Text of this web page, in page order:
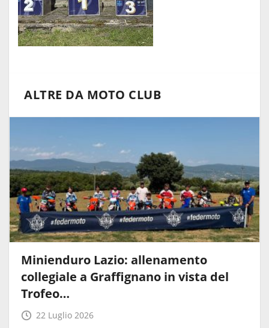
ALTRE DA MOTO CLUB
Minienduro Lazio: allenamento
collegiale a Graffignano in vista del
Trofeo…
22 Luglio 2026